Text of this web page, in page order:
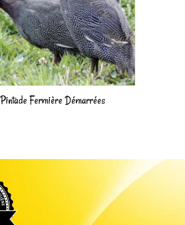
Pintade Fermière Démarrées